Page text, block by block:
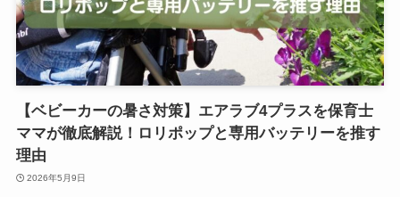
【ベビーカーの暑さ対策】エアラブ4プラスを保育士
ママが徹底解説！ロリポップと専用バッテリーを推す
理由
2026年5月9日